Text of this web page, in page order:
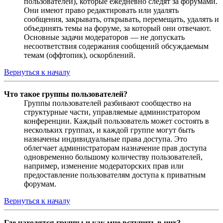
Они имеют право редактировать или удалять
сообщения, закрывать, открывать, перемещать, удалять и
объединять темы на форуме, за который они отвечают.
Основные задачи модераторов — не допускать
несоответствия содержания сообщений обсуждаемым
темам (оффтопик), оскорблений.
Вернуться к началу
Что такое группы пользователей?
Группы пользователей разбивают сообщество на
структурные части, управляемые администратором
конференции. Каждый пользователь может состоять в
нескольких группах, и каждой группе могут быть
назначены индивидуальные права доступа. Это
облегчает администраторам назначение прав доступа
одновременно большому количеству пользователей,
например, изменение модераторских прав или
предоставление пользователям доступа к приватным
форумам.
Вернуться к началу